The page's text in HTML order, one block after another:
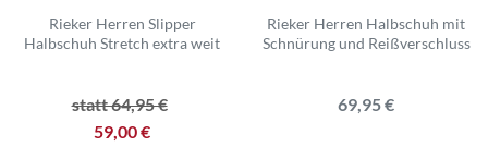
Rieker Herren Slipper
Halbschuh Stretch extra weit
statt 64,95 €
59,00 €
Rieker Herren Halbschuh mit
Schnürung und Reißverschluss
69,95 €